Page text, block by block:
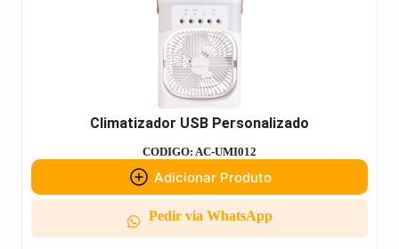
Climatizador USB Personalizado
CODIGO: AC-UMI012
Adicionar Produto
Pedir via WhatsApp